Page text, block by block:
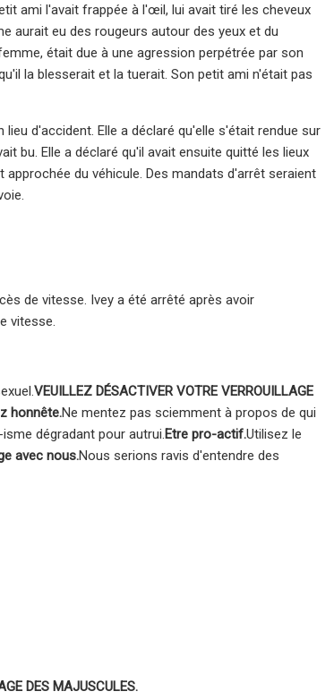
ami l'avait frappée à l'œil, lui avait tiré les cheveux
aurait eu des rougeurs autour des yeux et du
était due à une agression perpétrée par son
la blesserait et la tuerait. Son petit ami n'était pas
d'accident. Elle a déclaré qu'elle s'était rendue sur
bu. Elle a déclaré qu'il avait ensuite quitté les lieux
du véhicule. Des mandats d'arrêt seraient
de vitesse. Ivey a été arrêté après avoir
vitesse.
VEUILLEZ DÉSACTIVER VOTRE VERROUILLAGE
honnête.Ne mentez pas sciemment à propos de qui
dégradant pour autrui. Etre pro-actif.Utilisez le
avec nous.Nous serions ravis d'entendre des
DES MAJUSCULES.